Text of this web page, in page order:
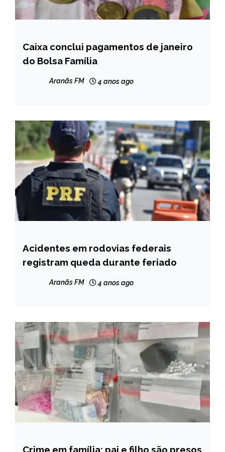
BRASIL
NOTÍCIAS
Caixa conclui pagamentos de janeiro
do Bolsa Família
Aranãs FM 4 anos ago
BRASIL
NOTÍCIAS
Acidentes em rodovias federais
registram queda durante feriado
Aranãs FM 4 anos ago
CAPELINHA
Crime em família: pai e filho são presos